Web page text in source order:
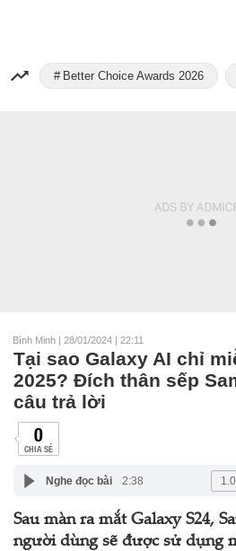
Better Choice Awards 2026
Bình Minh | 28/01/2024 | 22:11
Tại sao Galaxy AI chỉ
2025? Đích thân sếp
câu trả lời
0
CHIA SẺ
Nghe đọc bài 2:38
Sau màn ra mắt Galaxy S24,
người dùng sẽ được sử dụng